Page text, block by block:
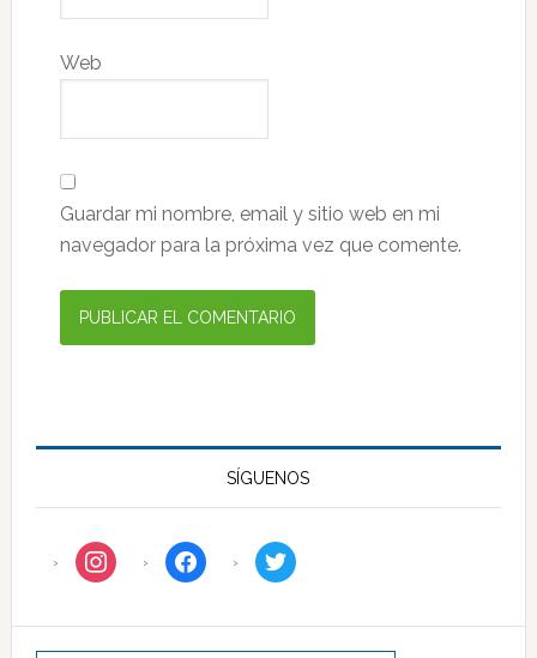
Web
Guardar mi nombre, email y sitio web en mi
navegador para la próxima vez que comente.
SÍGUENOS
instagram facebook twitter